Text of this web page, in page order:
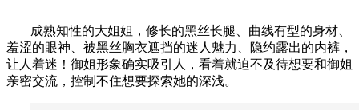
成熟知性的大姐姐，修长的黑丝长腿、曲线有型的身材、
羞涩的眼神、被黑丝胸衣遮挡的迷人魅力、隐约露出的内裤，
让人着迷！御姐形象确实吸引人，看着就迫不及待想要和御姐
亲密交流，控制不住想要探索她的深浅。